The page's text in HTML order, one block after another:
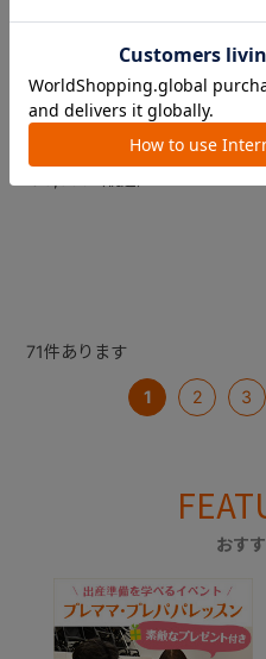
コムペット リバーシブルコン
裏面は接触冷感生地で暑い季
節も快適！ペットカートをお
しゃれに・かわいく・かっこ
71件あります
1 2 3
おす